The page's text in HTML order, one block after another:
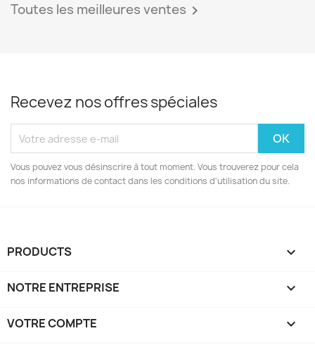
Toutes les meilleures ventes 
Recevez nos offres spéciales
Vous pouvez vous désinscrire à tout moment. Vous trouverez pour cela
nos informations de contact dans les conditions d'utilisation du site.
PRODUCTS 
NOTRE ENTREPRISE 
VOTRE COMPTE 